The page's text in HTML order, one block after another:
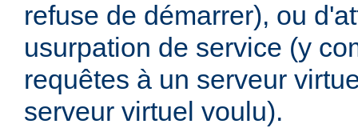
refuse de démarrer), ou
usurpation de service (y
requêtes à un serveur
serveur virtuel voulu).